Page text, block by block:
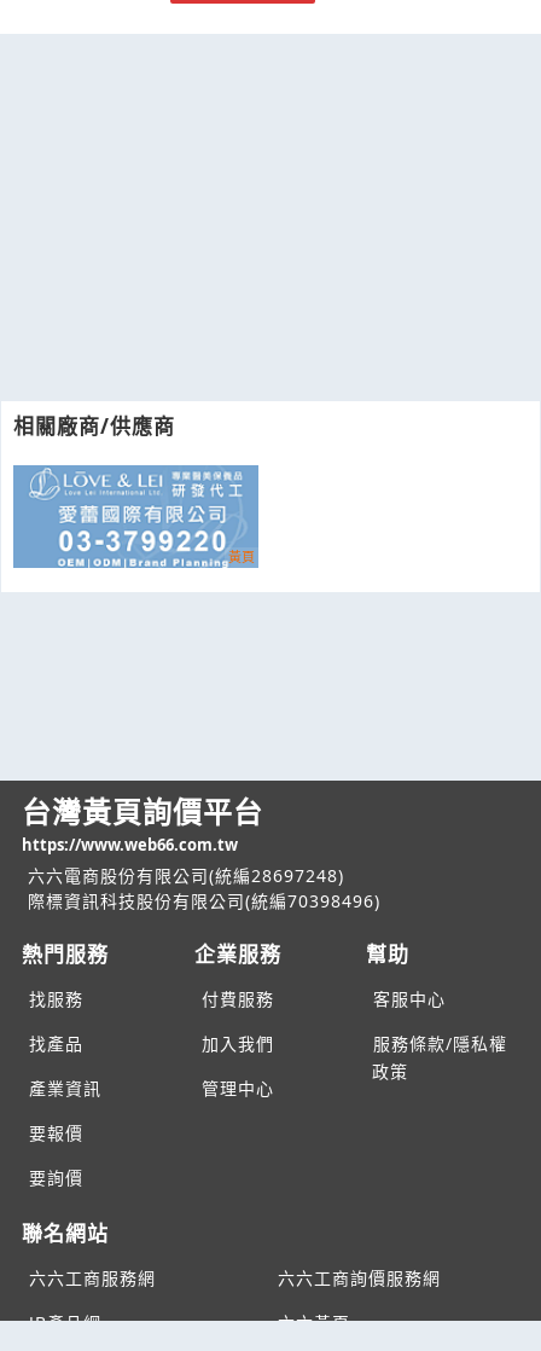
相關廠商/供應商
台灣黃頁詢價平台
https://www.web66.com.tw
六六電商股份有限公司(統編28697248)
際標資訊科技股份有限公司(統編70398496)
熱門服務
找服務
找產品
產業資訊
要報價
要詢價
企業服務
付費服務
加入我們
管理中心
幫助
客服中心
服務條款/隱私權
政策
聯名網站
六六工商服務網
六六工商詢價服務網
JB產品網
六六黃頁